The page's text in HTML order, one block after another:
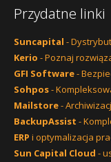
Przydatne linki
Suncapital -
Kerio - Poznaj
GFI Software-
Sohpos-
Mailstore-
BackupAssist -
ERP i optymalizacja
Sun Capital Cloud -